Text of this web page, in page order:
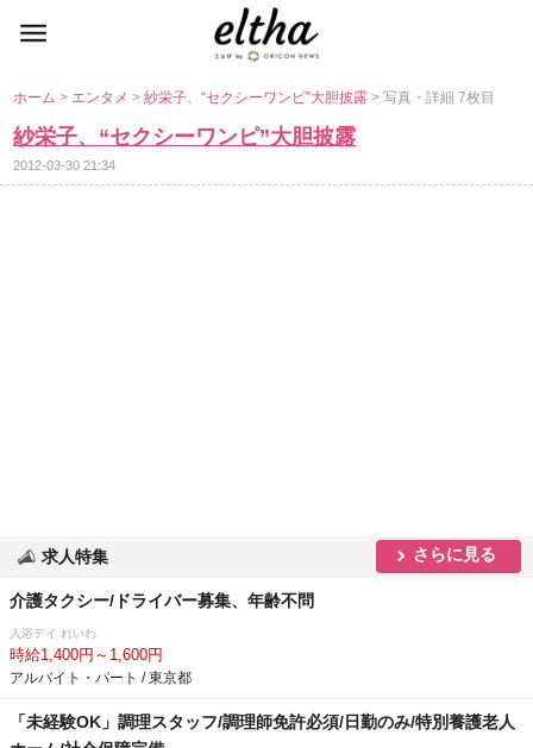
ホーム> エンタメ>紗栄子、“セクシーワンピ”大胆披露> 写真・詳細 7枚目
紗栄子、“セクシーワンピ”大胆披露
2012-03-30 21:34
求人特集 さらに見る
介護タクシー/ドライバー募集、年齢不問
入浴デイ れいわ
時給1,400円～1,600円
アルバイト・パート / 東京都
「未経験OK」調理スタッフ/調理師免許必須/日勤のみ/特別養護老人